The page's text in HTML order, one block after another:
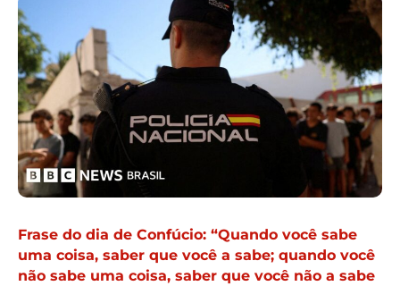
Frase do dia de Confúcio: “Quando você sabe
uma coisa, saber que você a sabe; quando você
não sabe uma coisa, saber que você não a sabe